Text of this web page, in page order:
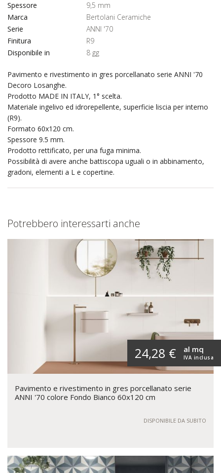
Spessore
9,5 mm
Marca
Bertolani Ceramiche
Serie
ANNI '70
Finitura
R9
Disponibile in
8 gg
Pavimento e rivestimento in gres porcellanato serie ANNI '70
Decoro Losanghe.
Prodotto MADE IN ITALY, 1° scelta.
Materiale ingelivo ed idrorepellente, superficie liscia per interno
(R9).
Formato 60x120 cm.
Spessore 9.5 mm.
Prodotto rettificato, per una fuga minima.
Possibilità di avere anche battiscopa uguali o in abbinamento,
gradoni, elementi a L e copertine.
Potrebbero interessarti anche
24,28 € IVA inclusa
al mq
Pavimento e rivestimento in gres porcellanato serie
ANNI '70 colore Fondo Bianco 60x120 cm
DISPONIBILE DA SUBITO